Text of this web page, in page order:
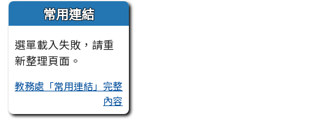
常用連結
選單載入失敗，請重
新整理頁面。
教務處「常用連結」完整
內容